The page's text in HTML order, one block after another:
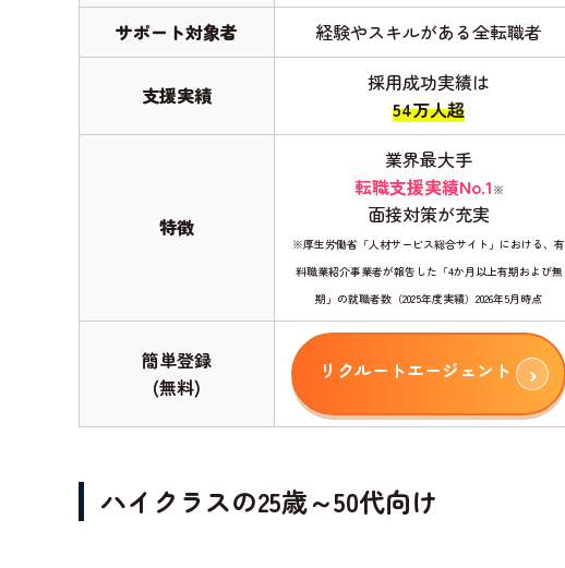
サポート対象者
経験やスキルがある全転職者
支援実績
採用成功実績は
54万人超
特徴
業界最大手
転職支援実績No.1 ※
面接対策が充実
※厚生労働省「人材サービス総合サイト」における、有
料職業紹介事業者が報告した「4か月以上有期および無
期」の就職者数（2025年度実績）2026年5月時点
簡単登録
(無料)
リクルートエージェント
ハイクラスの25歳～50代向け